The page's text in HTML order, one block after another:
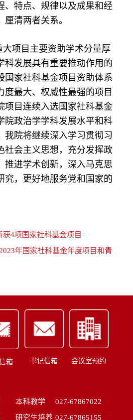
、特点、规律以及成果和经
清两者关系。
大项目主要资助学术分量厚
科发展具有重要推动作用的
国家社科基金项目资助体系
度最大、权威性最强的项目
项目连续入选国家社科基金
院政治学学科发展水平和科
我院将继续深入学习贯彻习
社会主义思想，充分发挥政
推进学术创新，深入马克思
究，更好地服务党和国家的
获4项国家社科基金项目
年国家社科基金年度项目和青
箱 书记信箱 会议室预约
本科教学
027-67867022
研究生培养 027-67865155